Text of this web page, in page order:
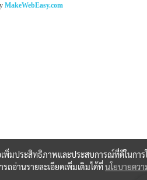
MakeWebEasy.com
เพิ่มประสิทธิภาพและประสบการณ์ที่ดีในการ
ถอ่านรายละเอียดเพิ่มเติมได้ที่นโยบายควา